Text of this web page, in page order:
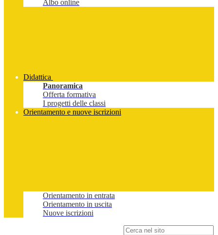
Albo online
Didattica
Panoramica
Offerta formativa
I progetti delle classi
Orientamento e nuove iscrizioni
Orientamento in entrata
Orientamento in uscita
Nuove iscrizioni